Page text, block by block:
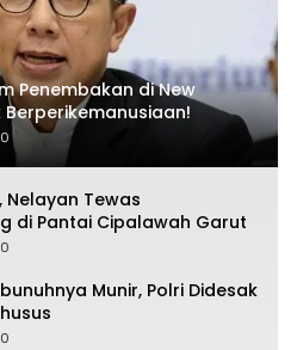
Penembakan di New
Berperikemanusiaan!
0
Nelayan Tewas
di Pantai Cipalawah Garut
0
Munir, Polri Didesak
0